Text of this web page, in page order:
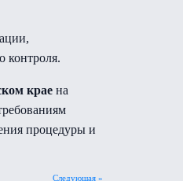
контроля.
крае на
процедуры и
Следующая »